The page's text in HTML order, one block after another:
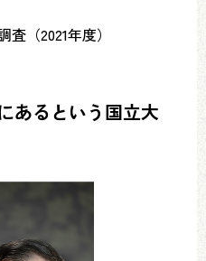
（2021年度）
あるという国立大